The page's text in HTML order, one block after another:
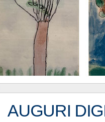
AUGURI